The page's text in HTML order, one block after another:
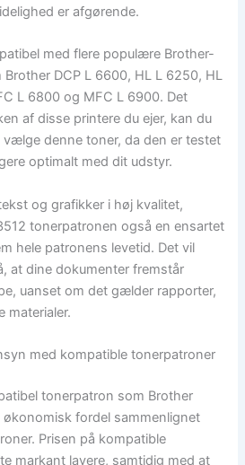
er afgørende.
med flere populære Brother-
DCP L 6600, HL L 6250, HL
L 6800 og MFC L 6900. Det
af disse printere du ejer, kan du
denne toner, da den er testet
optimalt med dit udstyr.
og grafikker i høj kvalitet,
tonerpatronen også en ensartet
hele patronens levetid. Det vil
at dine dokumenter fremstår
uanset om det gælder rapporter,
materialer.
med kompatible tonerpatroner
tonerpatron som Brother
fordel sammenlignet
Prisen på kompatible
markant lavere, samtidig med at